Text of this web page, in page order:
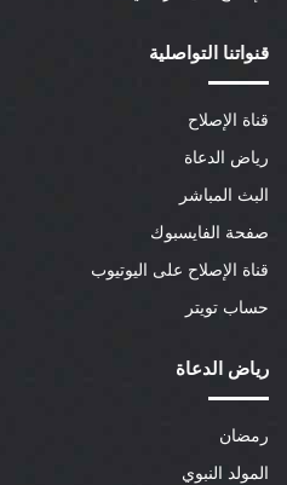
قنواتنا التواصلية
قناة الإصلاح
رياض الدعاة
البث المباشر
صفحة الفايسبوك
قناة الإصلاح على اليوتيوب
حساب تويتر
رياض الدعاة
رمضان
المولد النبوي